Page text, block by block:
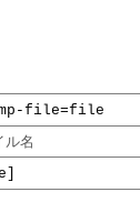
file=file
ル名